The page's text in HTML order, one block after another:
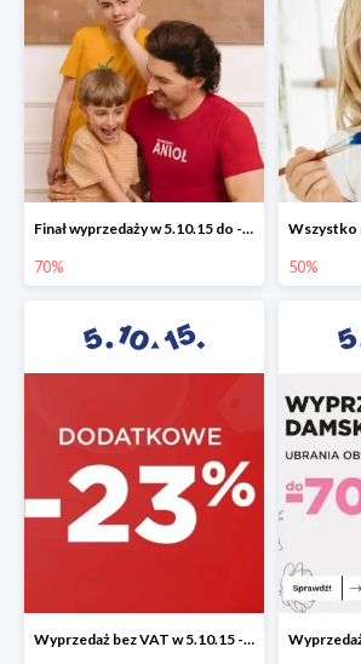
Finał wyprzedaży w 5.10.15 do -70%
70% 50%
Wyprzedaż bez VAT w 5.10.15 - dodatkowe -23% rabatu